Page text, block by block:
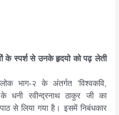
के स्पर्श से उनके हृदयो को पढ़ लेती
भाग-२ के अंतर्गत ‘विश्वकवि,
धनी रवीन्द्रनाथ ठाकुर जी का
से लिया गया है। इसमें निबंधकार